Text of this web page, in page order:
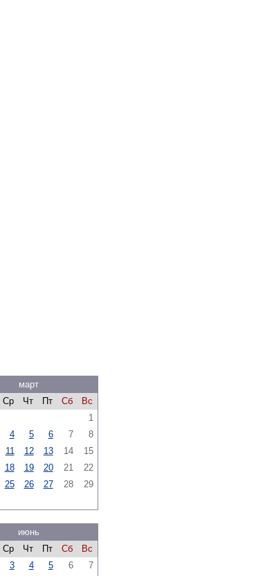
март
Ср Чт Пт Сб
Вс
1
4 5 6 7
8
11 12 13 14
15
18 19 20 21
22
25 26 27 28
29
июнь
Ср Чт Пт Сб
Вс
3 4 5 6
7